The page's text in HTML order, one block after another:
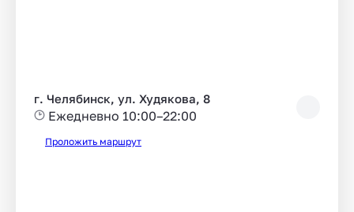
г. Челябинск, ул. Худякова, 8
Ежедневно 10:00–22:00
Проложить маршрут